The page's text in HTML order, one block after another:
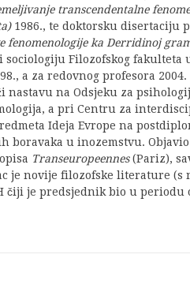
transcendentalne
1986., te doktorsku disertaciju
fenomenologije ka Derridinoj
Filozofskog fakulteta
a za redovnog profesora
na Odsjeku za
a pri Centru za
Ideja Evrope na
boravaka u inozemstvu.
Transeuropeennes(Pariz),
je novije filozofske literature (s
čiji je predsjednik bio u periodu